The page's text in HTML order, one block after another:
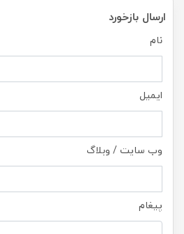
ارسال بازخورد
نام
ایمیل
وب سایت / وبلاگ
پیغام